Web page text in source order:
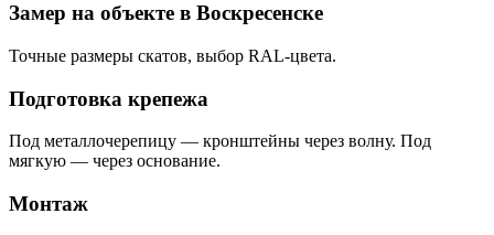
Замер на объекте в Воскресенске
Точные размеры скатов, выбор RAL-цвета.
Подготовка крепежа
Под металлочерепицу — кронштейны через волну. Под
мягкую — через основание.
Монтаж